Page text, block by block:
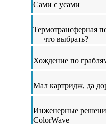
Сами с усами
Термотрансферная
— что выбрать?
Хождение по
Мал картридж, да
Инженерные
ColorWave